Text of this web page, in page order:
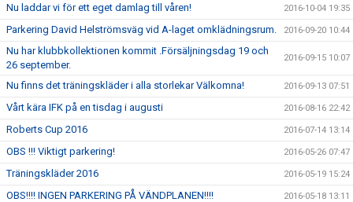
Nu laddar vi för ett eget damlag till våren! 2016-10-04 19:35
Parkering David Helströmsväg vid A-laget omklädningsrum. 2016-09-20 10:44
Nu har klubbkollektionen kommit .Försäljningsdag 19 och
26 september.
2016-09-15 10:07
Nu finns det träningskläder i alla storlekar Välkomna! 2016-09-13 07:51
Vårt kära IFK på en tisdag i augusti 2016-08-16 22:42
Roberts Cup 2016 2016-07-14 13:14
OBS !!! Viktigt parkering! 2016-05-26 07:47
Träningskläder 2016 2016-05-19 15:24
OBS!!!! INGEN PARKERING PÅ VÄNDPLANEN!!!! 2016-05-18 13:11